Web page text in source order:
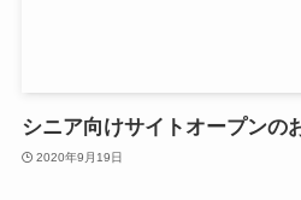
シニア向けサイトオープンの
2020年9月19日